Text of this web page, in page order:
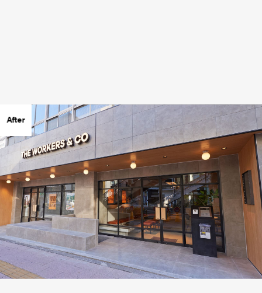
BeforeHome
Business
For Owner
Works
Cases
News
Company
Career/Recruit
Movies
SDGs
IR
Contact